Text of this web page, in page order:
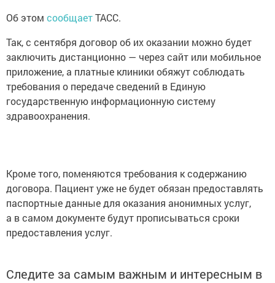
Об этом сообщаетТАСС.
Так, с сентября договор об их оказании можно будет
заключить дистанционно — через сайт или мобильное
приложение, а платные клиники обяжут соблюдать
требования о передаче сведений в Единую
государственную информационную систему
здравоохранения.
Кроме того, поменяются требования к содержанию
договора. Пациент уже не будет обязан предоставлять
паспортные данные для оказания анонимных услуг,
а в самом документе будут прописываться сроки
предоставления услуг.
Следите за самым важным и интересным в